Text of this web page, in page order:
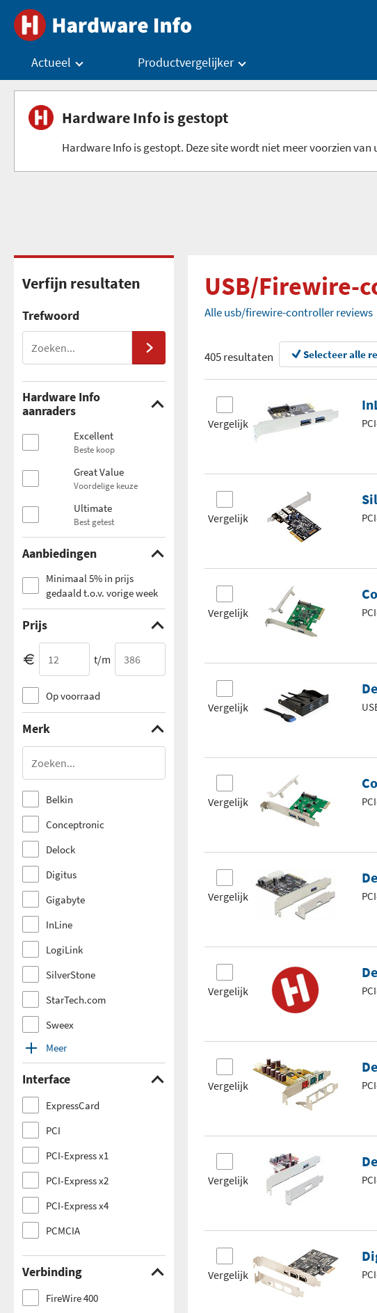
Actueel Productvergelijker
Hardware Info is gestopt
Hardware Info is gestopt. Deze site wordt niet meer voorzien
Verfijn resultaten
Trefwoord
Hardware Info
aanraders
Excellent
Beste koop
Great Value
Voordelige keuze
Ultimate
Best getest
Aanbiedingen
Minimaal 5% in prijs
gedaald t.o.v. vorige week
Prijs
t/m
Op voorraad
Merk
Belkin
Conceptronic
Delock
Digitus
Gigabyte
InLine
LogiLink
SilverStone
StarTech.com
Sweex
Meer
Interface
ExpressCard
PCI
PCI-Express x1
PCI-Express x2
PCI-Express x4
PCMCIA
Verbinding
FireWire 400
USB/Firewire-
Alle usb/firewire-controller reviews
405 resultaten Selecteer alle
Vergelijk
Vergelijk
Vergelijk
Vergelijk
Vergelijk
Vergelijk
Vergelijk
Vergelijk
Vergelijk
Vergelijk